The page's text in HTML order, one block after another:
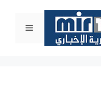
القائمة